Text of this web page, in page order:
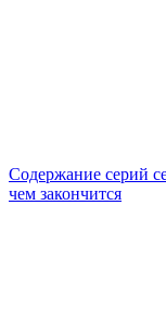
Содержание серий
чем закончится